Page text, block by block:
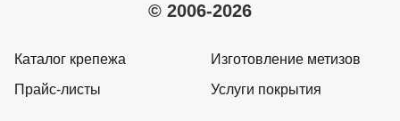
© 2006-2026
Каталог крепежа
Прайс-листы
Изготовление метизов
Услуги покрытия